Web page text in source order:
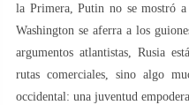
la Primera, Putin no se mostró
Washington se aferra a los
argumentos atlantistas, Rusia
rutas comerciales, sino algo
occidental: una juventud